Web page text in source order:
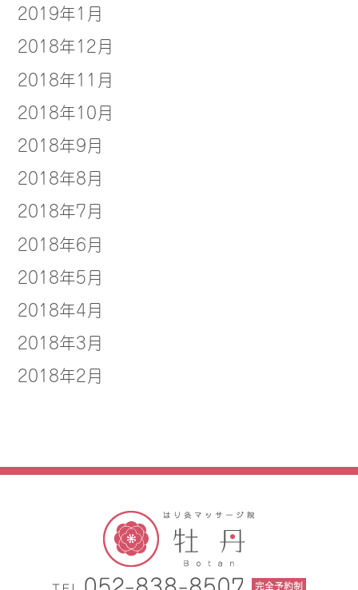
2019年1月
2018年12月
2018年11月
2018年10月
2018年9月
2018年8月
2018年7月
2018年6月
2018年5月
2018年4月
2018年3月
2018年2月